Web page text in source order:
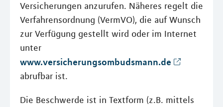
Versicherungen anzurufen. Näheres regelt die
Verfahrensordnung (VermVO), die auf Wunsch
zur Verfügung gestellt wird oder im Internet
unter
www.versicherungsombudsmann.de
abrufbar ist.
Die Beschwerde ist in Textform (z.B. mittels